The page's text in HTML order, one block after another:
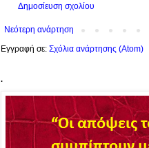
Δημοσίευση σχολίου
Νεότερη ανάρτηση
Εγγραφή σε: Σχόλια ανάρτησης (Atom)
.